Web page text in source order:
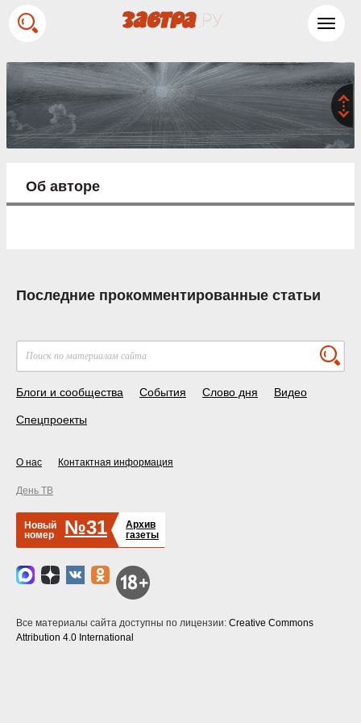
Об авторе
Последние прокомментированные статьи
Блоги и сообщества События Слово дня Видео
Спецпроекты
О нас Контактная информация
День ТВ
Новый
номер
№31
Архив
газеты
Все материалы сайта доступны по лицензии: Creative Commons
Attribution 4.0 International